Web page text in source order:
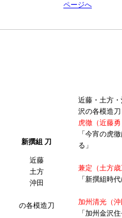
ページへ
新撰組 刀
近藤
土方
沖田
の各模造刀
近藤・土方
沢の各模造刀
虎徹（近藤
「今宵の虎
る」
兼定（土方
「新撰組時
加州清光（
「加州金沢